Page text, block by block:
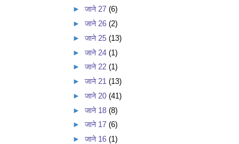
►जाने 27(6)
►जाने 26(2)
►जाने 25(13)
►जाने 24(1)
►जाने 22(1)
►जाने 21(13)
►जाने 20(41)
►जाने 18(8)
►जाने 17(6)
►जाने 16(1)